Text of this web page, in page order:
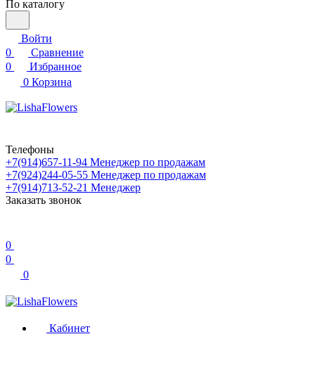
По каталогу
Войти
0
Сравнение
0
Избранное
0 Корзина
Телефоны
+7(914)657-11-94 Менеджер по продажам
+7(924)244-05-55 Менеджер по продажам
+7(914)713-52-21 Менеджер
Заказать звонок
0
0
0
Кабинет